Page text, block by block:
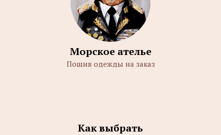
Морское ателье
Пошив одежды на заказ
Как выбрать